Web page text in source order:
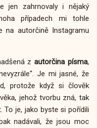
jen zahrnovaly i nějaký
případech mi tohle
na autorčině Instagramu
zautorčina písma,
Je mi jasné, že
protože když si člověk
jehož tvorbu zná, tak
To je, jako byste si pořídili
nadávali, že jsou moc